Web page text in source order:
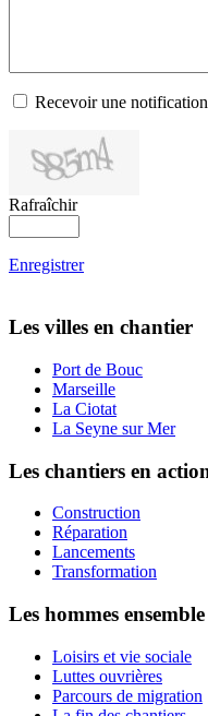
Recevoir une
Rafraîchir
Enregistrer
Les villes en chantier
Port de Bouc
Marseille
La Ciotat
La Seyne sur Mer
Les chantiers en
Construction
Réparation
Lancements
Transformation
Les hommes ensemble
Loisirs et vie sociale
Luttes ouvrières
Parcours de migration